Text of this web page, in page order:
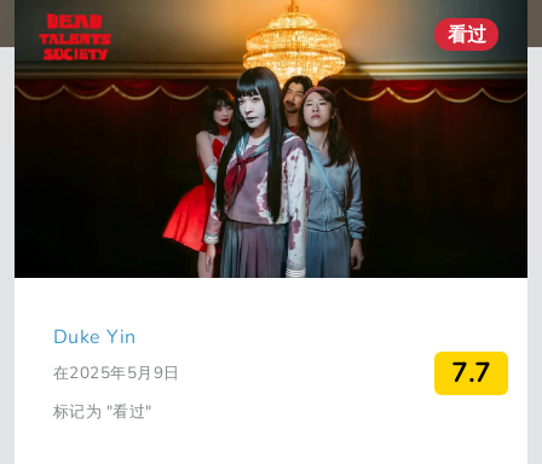
看过
Duke Yin
在2025年5月9日
标记为 "看过"
7.7